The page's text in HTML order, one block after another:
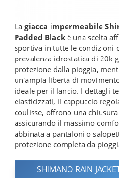
Lagiacca impermeabile
Padded Blackè una scelta
sportiva in tutte le condizioni
prevalenza idrostatica di 20k
protezione dalla pioggia,
un'ampia libertà di
ideale per il lancio. I dettagli
elasticizzati, il cappuccio
coulisse, offrono una
assicurando il massimo
abbinata a pantaloni o
protezione completa da
SHIMANO RAIN